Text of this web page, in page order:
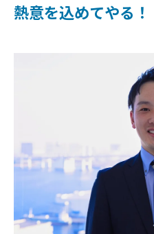
熱意を込めてやる！